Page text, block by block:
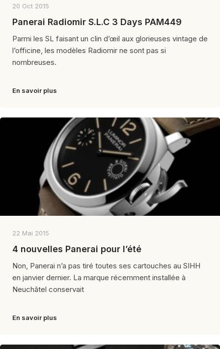
20 Oct 2015
Panerai Radiomir S.L.C 3 Days PAM449
Parmi les SL faisant un clin d’œil aux glorieuses vintage de
l’officine, les modèles Radiomir ne sont pas si
nombreuses.
En savoir plus
22 Mai 2015
4 nouvelles Panerai pour l’été
Non, Panerai n’a pas tiré toutes ses cartouches au SIHH
en janvier dernier. La marque récemment installée à
Neuchâtel conservait
En savoir plus